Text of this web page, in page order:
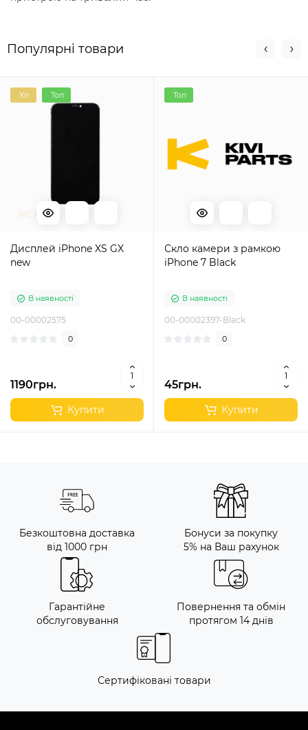
Популярні товари
Хіт Топ
Дисплей iPhone XS GX
new
В наявності
00-00002575
0
1190грн.
Купити
Топ
Скло камери з рамкою
iPhone 7 Black
В наявності
00-00002397-Black
0
45грн.
Купити
Безкоштовна доставка
від 1000 грн
Бонуси за покупку
5% на Ваш рахунок
Гарантійне
обслуговування
Повернення та обмін
протягом 14 днів
Сертифіковані товари